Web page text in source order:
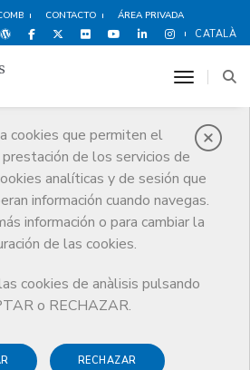
CONTACTO ÁREA PRIVADA
CATALÀ
cookies que permiten el
de los servicios de
analíticas y de sesión que
información cuando navegas.
información o para cambiar la
de las cookies.
cookies de anàlisis pulsando
o RECHAZAR.
RECHAZAR
toggle
Ventajas y descuentos
Ars